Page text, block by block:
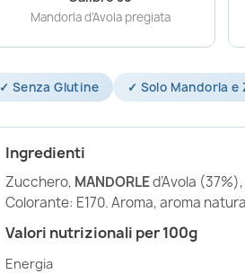
Mandorla d’Avola pregiata
✓ Senza Glutine ✓ Solo Mandorla e
Ingredienti
Zucchero, MANDORLEd’Avola
Colorante: E170. Aroma, aroma
Valori nutrizionali per 100g
Energia